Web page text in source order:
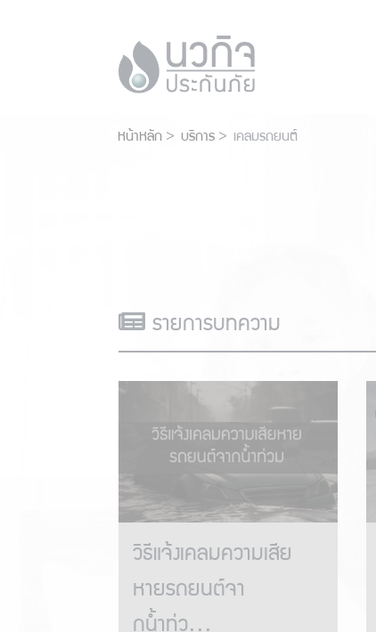
หน้าหลัก บริการ เคลมรถยนต์
รายการบทความ
วิธีแจ้งเคลมความเสีย
หายรถยนต์จา
กน้ำท่ว...